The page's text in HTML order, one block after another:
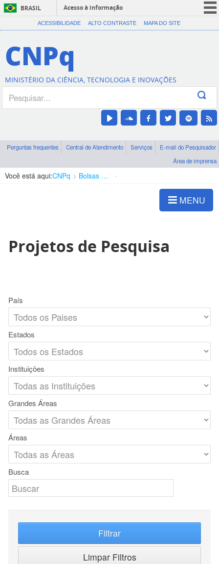
BRASIL
Acesso à informação
CORONAVÍRUS (COVID-19)
Canais
ACESSIBILIDADE ALTO CONTRASTE MAPA DO SITE
CNPq
MINISTÉRIO DA CIÊNCIA, TECNOLOGIA E INOVAÇÕES
Perguntas frequentes Central de Atendimento Serviços
E-mail do Pesquisador
Área de imprensa
Você está aqui:CNPq Bolsas e Auxílios Vigentes
MENU
Projetos de Pesquisa
País
Estados
Instituições
Grandes Áreas
Áreas
Busca
Filtrar
Limpar Filtros